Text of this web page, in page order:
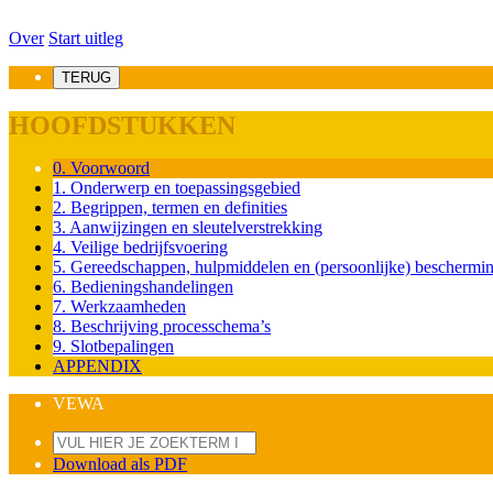
Over Start uitleg
TERUG
HOOFDSTUKKEN
0. Voorwoord
1. Onderwerp en toepassingsgebied
2. Begrippen, termen en definities
3. Aanwijzingen en sleutelverstrekking
4. Veilige bedrijfsvoering
5. Gereedschappen, hulpmiddelen en (persoonlijke)
6. Bedieningshandelingen
7. Werkzaamheden
8. Beschrijving processchema’s
9. Slotbepalingen
APPENDIX
VEWA
Download als PDF